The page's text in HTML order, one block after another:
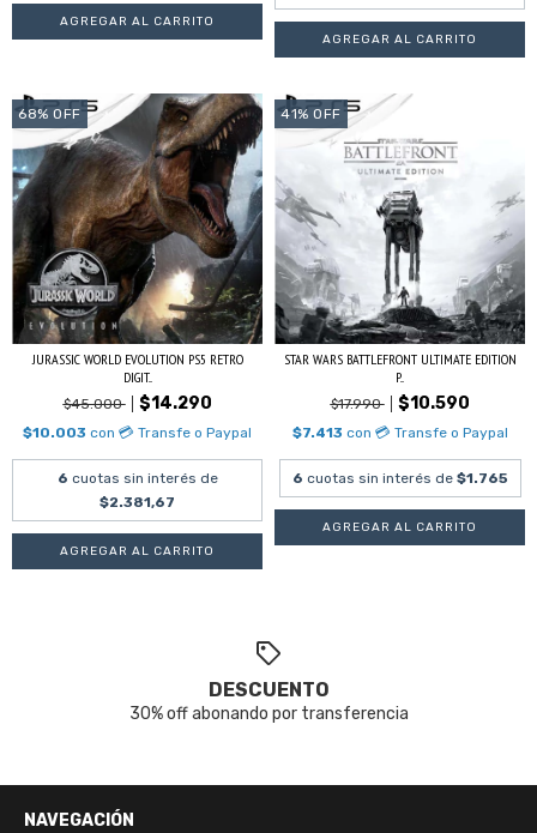
68% OFF
JURASSIC WORLD EVOLUTION PS5 RETRO
DIGIT...
$45.000 $14.290
$10.003 con 💳 Transfe o Paypal
6 cuotas sin interés de
$2.381,67
41% OFF
STAR WARS BATTLEFRONT ULTIMATE EDITION
P...
$17.990 $10.590
$7.413 con 💳 Transfe o Paypal
6 cuotas sin interés de $1.765
DESCUENTO
30% off abonando por transferencia
NAVEGACIÓN